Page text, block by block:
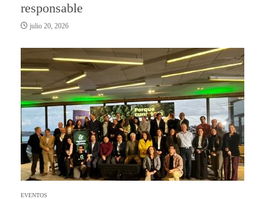
responsable
julio 20, 2026
EVENTOS